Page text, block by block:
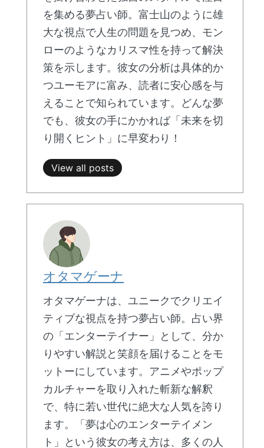
を集める夢占い師。富士山のように雄
大な視点で人生の問題を見つめ、モン
ローのようなカリスマ性を持って解決
策を示します。彼女の分析は具体的か
つユーモアに富み、読者に安心感を与
えることで知られています。どんな夢
でも、彼女の手にかかれば「未来を切
り開くヒント」に早変わり！
View all posts
オタマゲーナ
オタマゲーナは、ユニークでクリエイ
ティブな視点を持つ夢占い師。占い界
の「エンターテイナー」として、分か
りやすい解説と笑顔を届けることをモ
ットーにしています。アニメやポップ
カルチャーを取り入れた斬新な解釈
で、特に若い世代に絶大な人気を誇り
ます。「夢は心のエンターテイメン
ト」という彼女の考え方は、多くの人